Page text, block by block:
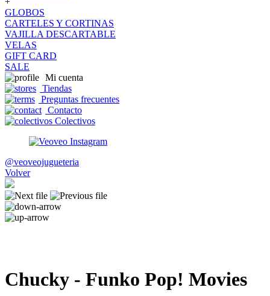
GLOBOS
CARTELES Y CORTINAS
VAJILLA DESCARTABLE
VELAS
GIFT CARD
SALE
Mi cuenta
Tiendas
Preguntas frecuentes
Contacto
Colectivos
@veoveojugueteria
Volver
Chucky - Funko Pop! Movies